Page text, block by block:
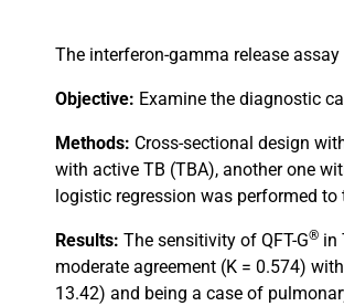
The interferon-gamma release
Objective: Examine the diagnostic
Methods: Cross-sectional design
with active TB (TBA), another one
logistic regression was performed
Results: The sensitivity of QFT-G® in
moderate agreement (K = 0.574)
13.42) and being a case of